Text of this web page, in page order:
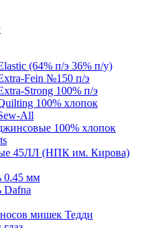
(64% п/э 36% п/у)
Fein №150 п/э
Strong 100% п/э
100% хлопок
All
100% хлопок
45ЛЛ (НПК им. Кирова)
0.45 мм
Dafna
мишек Тедди